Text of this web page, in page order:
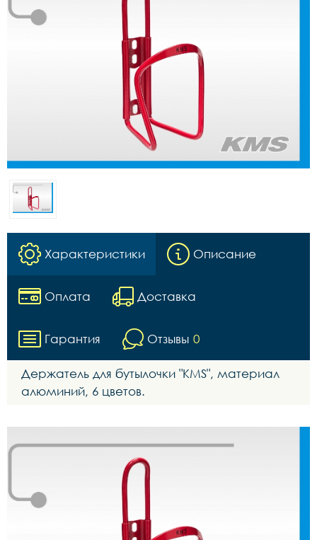
Характеристики Описание
Оплата Доставка
Гарантия Отзывы 0
Держатель для бутылочки "KMS", материал
алюминий, 6 цветов.